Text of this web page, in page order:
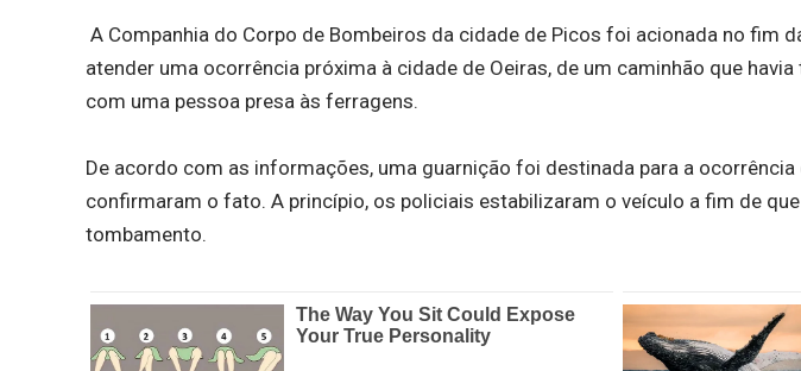
A Companhia do Corpo de Bombeiros da cidade de Picos foi acionada no fim
atender uma ocorrência próxima à cidade de Oeiras, de um caminhão que
com uma pessoa presa às ferragens.
De acordo com as informações, uma guarnição foi destinada para a ocorrência
confirmaram o fato. A princípio, os policiais estabilizaram o veículo a fim de
tombamento.